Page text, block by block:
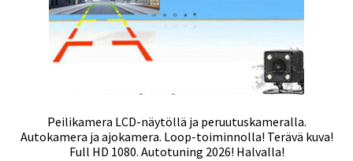
Peilikamera LCD-näytöllä ja peruutuskameralla.
Autokamera ja ajokamera. Loop-toiminnolla! Terävä kuva!
Full HD 1080. Autotuning 2026! Halvalla!